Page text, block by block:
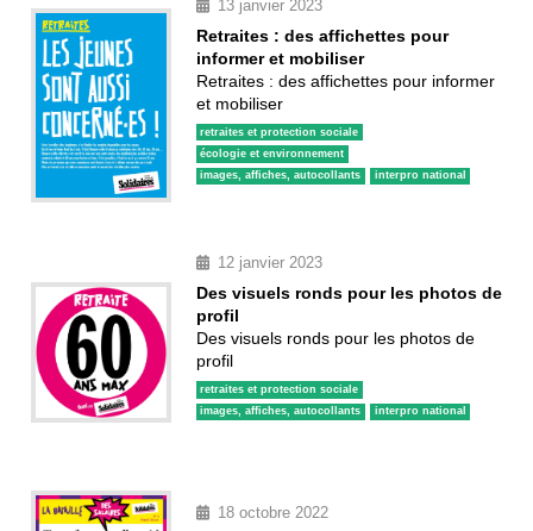
13 janvier 2023
Retraites : des affichettes pour
informer et mobiliser
Retraites : des affichettes pour informer
et mobiliser
retraites et protection sociale
écologie et environnement
images, affiches, autocollants
interpro national
12 janvier 2023
Des visuels ronds pour les photos de
profil
Des visuels ronds pour les photos de
profil
retraites et protection sociale
images, affiches, autocollants
interpro national
18 octobre 2022